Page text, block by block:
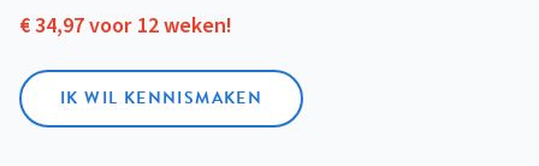
€ 34,97 voor 12 weken!
IK WIL KENNISMAKEN